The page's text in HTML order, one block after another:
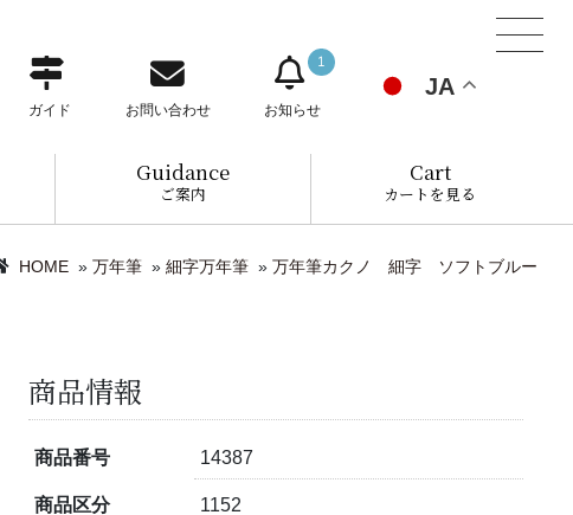
ガイド お問い合わせ
1
お知らせ
JA
Guidance
ご案内
Cart
カートを見る
HOME » 万年筆 » 細字万年筆 » 万年筆カクノ 細字 ソフトブルー
商品情報
商品番号 14387
商品区分 1152